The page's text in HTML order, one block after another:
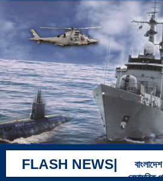
WELCOME TO
FLASH NEWS|